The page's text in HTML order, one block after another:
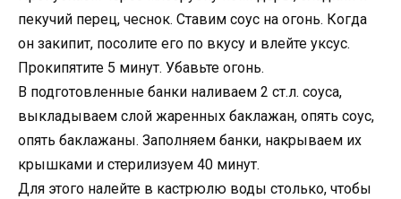
пекучий перец, чеснок. Ставим соус на огонь. Когда
он закипит, посолите его по вкусу и влейте уксус.
Прокипятите 5 минут. Убавьте огонь.
В подготовленные банки наливаем 2 ст.л. соуса,
выкладываем слой жаренных баклажан, опять соус,
опять баклажаны. Заполняем банки, накрываем их
крышками и стерилизуем 40 минут.
Для этого налейте в кастрюлю воды столько, чтобы